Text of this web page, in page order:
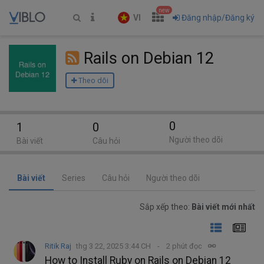
VI
new
Đăng nhập/Đăng ký
Rails on Debian 12
Theo dõi
Bài viết Series Câu hỏi Người theo dõi
Sắp xếp theo: Bài viết mới nhất
Ritik Raj thg 3 22, 2025 3:44 CH 2 phút đọc
How to Install Ruby on Rails on Debian 12
1
Bài viết
0
Câu hỏi
0
Người theo dõi